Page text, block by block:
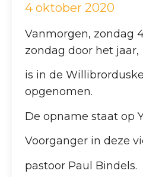
4 oktober 2020
Vanmorgen, zondag
zondag door het jaar,
is in de
opgenomen.
De opname staat op
Voorganger in deze
pastoor Paul Bindels.